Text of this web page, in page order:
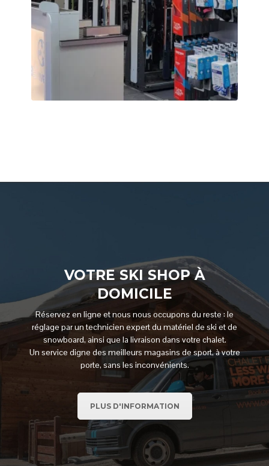
VOTRE SKI SHOP À
DOMICILE
Réservez en ligne et nous nous occupons du reste : le
réglage par un technicien expert du matériel de ski et de
snowboard, ainsi que la livraison dans votre chalet.
Un service digne des meilleurs magasins de sport, à votre
porte, sans les inconvénients.
PLUS D'INFORMATION